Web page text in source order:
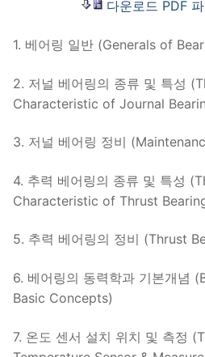
다운로드 PDF
1. 베어링 일반 (Generals of
2. 저널 베어링의 종류 및 특성
Characteristic of Journal
3. 저널 베어링 정비
4. 추력 베어링의 종류 및 특성
Characteristic of Thrust
5. 추력 베어링의 정비 (Thrust
6. 베어링의 동력학과 기본개념
Basic Concepts)
7. 온도 센서 설치 위치 및 측정